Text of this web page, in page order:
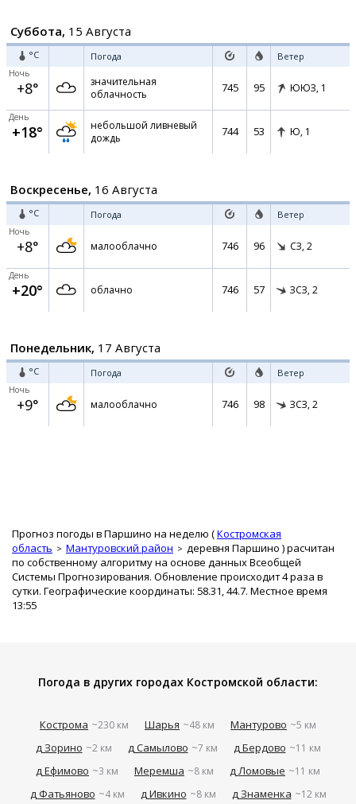
Суббота, 15 Августа
°C Погода Ветер
Ночь
+8°
значительная
облачность
745 95 ЮЮЗ, 1
День
+18°
небольшой ливневый
дождь
744 53 Ю, 1
Воскресенье, 16 Августа
°C Погода Ветер
Ночь
+8° малооблачно 746 96 СЗ, 2
День
+20° облачно 746 57 ЗСЗ, 2
Понедельник, 17 Августа
°C Погода Ветер
Ночь
+9° малооблачно 746 98 ЗСЗ, 2
Прогноз погоды в Паршино на неделю (Костромская
область
Мантуровский район деревня Паршино ) расчитан
по собственному алгоритму на основе данных Всеобщей
Системы Прогнозирования. Обновление происходит 4 раза в
сутки. Географические координаты: 58.31, 44.7. Местное время
13:55
Погода в других городах Костромской области:
Кострома ~230 км Шарья ~48 км Мантурово ~5 км
д Зорино ~2 км д Самылово ~7 км д Бердово ~11 км
д Ефимово ~3 км Меремша ~8 км д Ломовые ~11 км
д Фатьяново ~4 км д Ивкино ~8 км д Знаменка ~12 км